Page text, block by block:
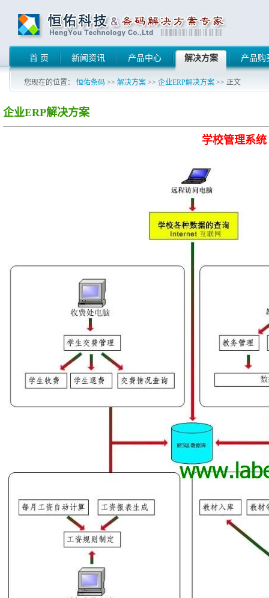
首 页 新闻资讯 产品中心 解决方案 产品购
您现在的位置： 恒佑条码 >> 解决方案 >> 企业ERP解决方案 >> 正文
企业ERP解决方案
学校管理系统